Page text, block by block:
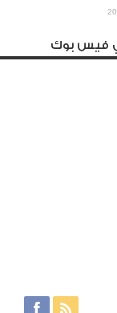
فيس بوك